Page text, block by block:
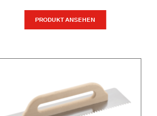
PRODUKT ANSEHEN